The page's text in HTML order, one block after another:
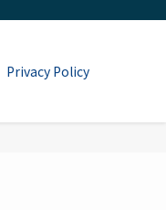
Privacy Policy